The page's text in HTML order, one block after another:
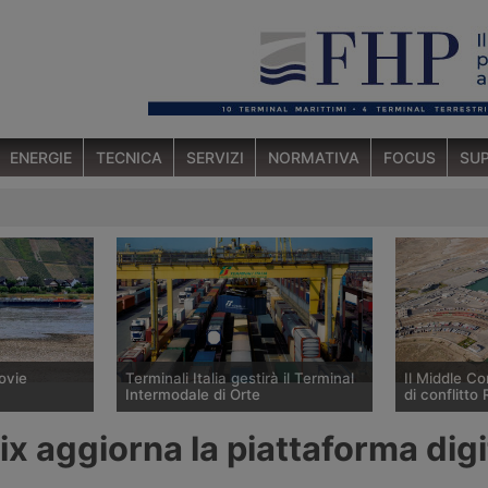
ENERGIE TECNICA SERVIZI NORMATIVA FOCUS
Terminali Italia gestirà il Terminal
Intermodale di Orte
Terminali Italia, di FS Logistix,
assumerà la gestione del Terminal
Il Middle
di conflitto
colpito nella
luglio 2026
aggiorna la piattaforma